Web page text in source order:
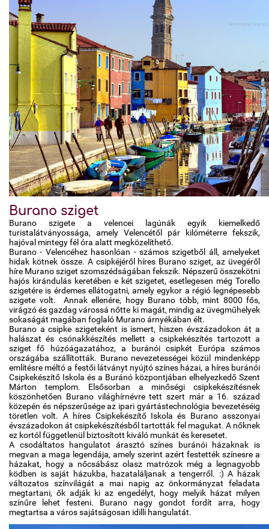
Burano sziget
Burano szigete a velencei lagúnák egyik kiemelkedő
turistalátványossága, amely Velencétől pár kilóméterre fekszik,
hajóval mintegy fél óra alatt megközelíthető.
Burano - Velencéhez hasonlóan - számos szigetből áll, amelyeket
hidak kötnek össze. A csipkéjéről híres Burano sziget, az üvegéről
híre Murano sziget szomszédságában fekszik. Népszerű összekötni
hajós kirándulás keretében e két szigetet, esetlegesen még Torello
szigetére is érdemes ellátogatni, amely egykor a régió legnépesebb
szigete volt. Annak ellenére, hogy Burano több, mint 8000 fős,
virágzó és gazdag várossá nőtte ki magát, mindig az üvegműhelyek
sokaságát magában foglaló Murano árnyékában élt.
Burano a csipke szigeteként is ismert, hiszen évszázadokon át a
halászat és csónakkészítés mellett a csipkekészítés tartozott a
sziget fő húzóágazatához, a buránói csipkét Európa számos
országába szállították. Burano nevezetességei közül mindenképp
említésre méltó a festői látványt nyújtó színes házai, a híres buránói
Csipkekészítő Iskola és a Buránó központjában elhelyezkedő Szent
Márton templom. Elsősorban a minőségi csipkekészítésnek
köszönhetően Burano világhírnévre tett szert már a 16. század
közepén és népszerűsége az ipari gyártástechnológia bevezetéséig
töretlen volt. A híres Csipkekészítő Iskola és Burano asszonyai
évszázadokon át csipkekészítésből tartották fel magukat. A nőknek
ez kortól függetlenül biztosított kiváló munkát és keresetet.
A csodáltatos hangulatot árasztó színes buránói házaknak is
megvan a maga legendája, amely szerint azért festették színesre a
házakat, hogy a nőcsábász olasz matrózok még a legnagyobb
ködben is saját házukba, hazataláljanak a tengerről. :) A házak
változatos színvilágát a mai napig az önkormányzat feladata
megtartani, ők adják ki az engedélyt, hogy melyik házat milyen
színűre lehet festeni. Burano nagy gondot fordít arra, hogy
megtartsa a város sajátságosan idilli hangulatát.